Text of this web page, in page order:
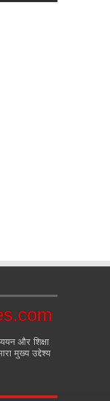
और शिक्षा
मुख्य उद्देश्य